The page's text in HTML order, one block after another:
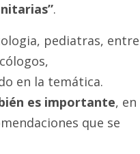
.
pediatras, entre
en la temática.
es importante, en
que se